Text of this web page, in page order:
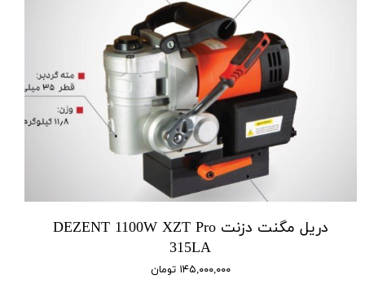
دریل مگنت دزنت DEZENT 1100W XZT Pro
315LA
۱۴۵,۰۰۰,۰۰۰ تومان